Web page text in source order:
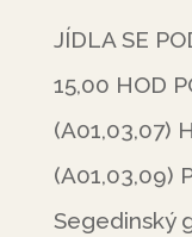
JÍDLA SE
15,00 HOD
(A01,03,07)
(A01,03,09)
Segedinský